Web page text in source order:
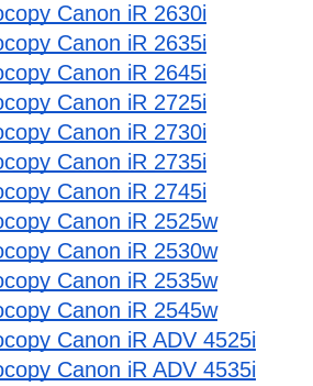
Canon iR 2630i
Canon iR 2635i
Canon iR 2645i
Canon iR 2725i
Canon iR 2730i
Canon iR 2735i
Canon iR 2745i
Canon iR 2525w
Canon iR 2530w
Canon iR 2535w
Canon iR 2545w
Canon iR ADV 4525i
Canon iR ADV 4535i